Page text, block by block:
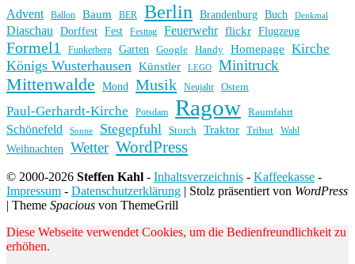
Advent Ballon Baum BER Berlin Brandenburg Buch Denkmal
Diaschau Dorffest Fest Festtag Feuerwehr flickr Flugzeug
Formel1 Funkerberg Garten Google Handy Homepage Kirche
Königs Wusterhausen Künstler LEGO Minitruck
Mittenwalde Mond Musik Neujahr Ostern
Paul-Gerhardt-Kirche Potsdam Ragow Raumfahrt
Schönefeld Sonne Stegepfuhl Storch Traktor Tribut Wahl
Weihnachten Wetter WordPress
© 2000-2026 Steffen Kahl - Inhaltsverzeichnis - Kaffeekasse -
Impressum - Datenschutzerklärung | Stolz präsentiert von WordPress
| Theme Spacious von ThemeGrill
Diese Webseite verwendet Cookies, um die Bedienfreundlichkeit zu
erhöhen.